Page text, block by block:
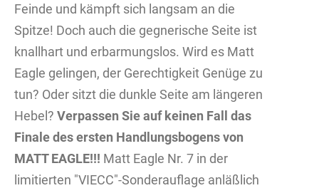
Feinde und kämpft sich langsam an die
Spitze! Doch auch die gegnerische Seite ist
knallhart und erbarmungslos. Wird es Matt
Eagle gelingen, der Gerechtigkeit Genüge zu
tun? Oder sitzt die dunkle Seite am längeren
Hebel? Verpassen Sie auf keinen Fall das
Finale des ersten Handlungsbogens von
MATT EAGLE!!! Matt Eagle Nr. 7 in der
limitierten "VIECC"-Sonderauflage anläßlich